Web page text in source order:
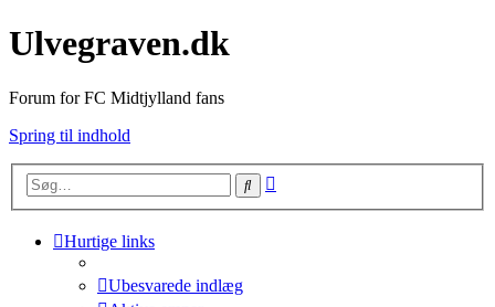
Ulvegraven.dk
Forum for FC Midtjylland fans
Spring til indhold
Søg
Hurtige links
Ubesvarede indlæg